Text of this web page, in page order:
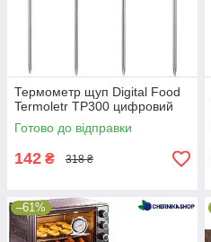
Термометр щуп Digital Food
Termoletr TP300 цифровий
Готово до відправки
142 ₴ 318 ₴
–61%